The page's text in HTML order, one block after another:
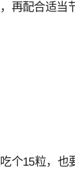
再配合适当
个15粒，也